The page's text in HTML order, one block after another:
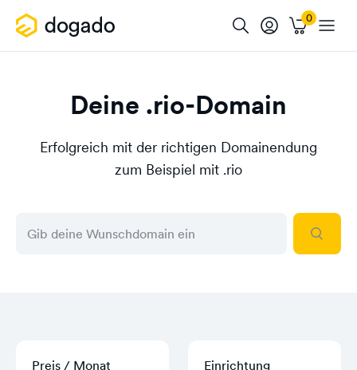
Deine .rio-Domain
Erfolgreich mit der richtigen Domainendung
zum Beispiel mit .rio
Preis / Monat Einrichtung